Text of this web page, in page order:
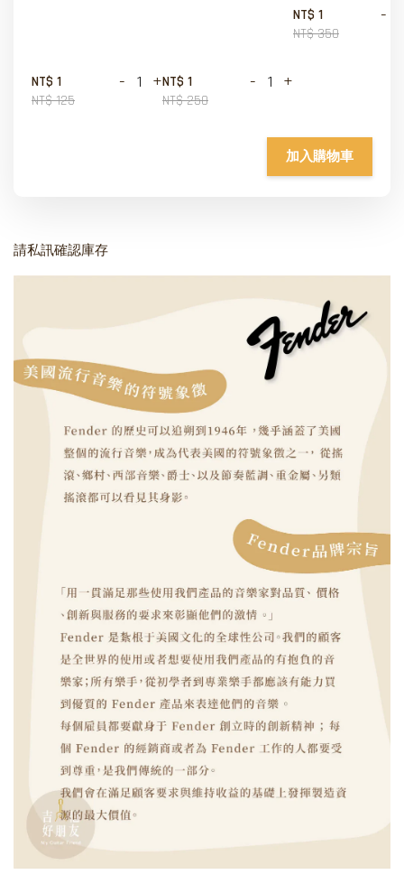
NT$ 1
NT$ 125
- +NT$ 1
NT$ 250
- +
NT$ 1
NT$ 350
-
加入購物車
請私訊確認庫存